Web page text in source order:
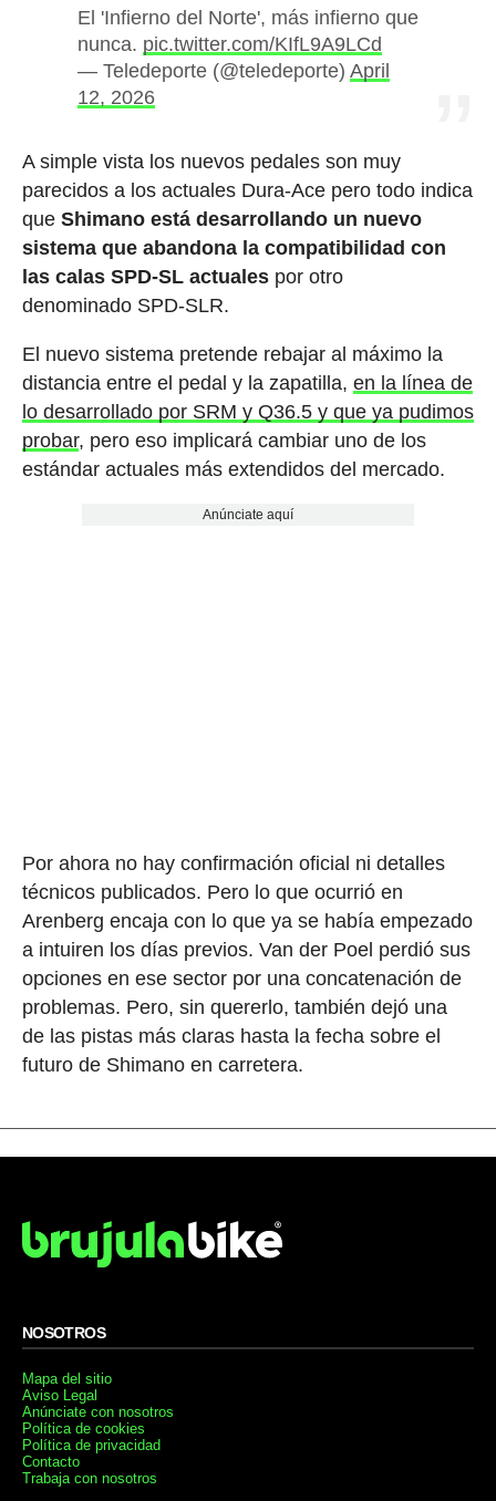
El 'Infierno del Norte', más infierno que
nunca. pic.twitter.com/KIfL9A9LCd
— Teledeporte (@teledeporte) April
12, 2026
A simple vista los nuevos pedales son muy
parecidos a los actuales Dura-Ace pero todo indica
que Shimano está desarrollando un nuevo
sistema que abandona la compatibilidad con
las calas SPD-SL actualespor otro
denominado SPD-SLR.
El nuevo sistema pretende rebajar al máximo la
distancia entre el pedal y la zapatilla, en la línea de
lo desarrollado por SRM y Q36.5 y que ya pudimos
probar, pero eso implicará cambiar uno de los
estándar actuales más extendidos del mercado.
Anúnciate aquí
Por ahora no hay confirmación oficial ni detalles
técnicos publicados. Pero lo que ocurrió en
Arenberg encaja con lo que ya se había empezado
a intuiren los días previos. Van der Poel perdió sus
opciones en ese sector por una concatenación de
problemas. Pero, sin quererlo, también dejó una
de las pistas más claras hasta la fecha sobre el
futuro de Shimano en carretera.
NOSOTROS
Mapa del sitio
Aviso Legal
Anúnciate con nosotros
Política de cookies
Política de privacidad
Contacto
Trabaja con nosotros